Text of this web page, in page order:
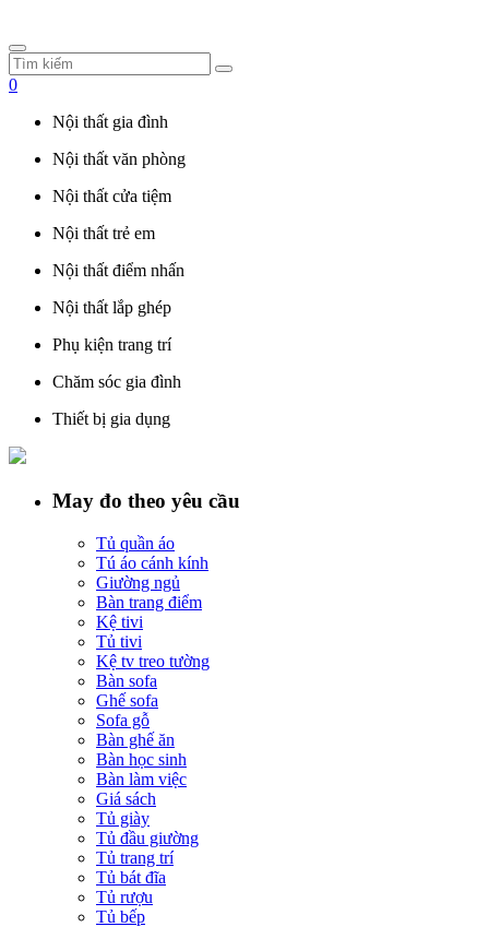
0
Nội thất gia đình
Nội thất văn phòng
Nội thất cửa tiệm
Nội thất trẻ em
Nội thất điểm nhấn
Nội thất lắp ghép
Phụ kiện trang trí
Chăm sóc gia đình
Thiết bị gia dụng
May đo theo yêu cầu
Tủ quần áo
Tú áo cánh kính
Giường ngủ
Bàn trang điểm
Kệ tivi
Tủ tivi
Kệ tv treo tường
Bàn sofa
Ghế sofa
Sofa gỗ
Bàn ghế ăn
Bàn học sinh
Bàn làm việc
Giá sách
Tủ giày
Tủ đầu giường
Tủ trang trí
Tủ bát đĩa
Tủ rượu
Tủ bếp